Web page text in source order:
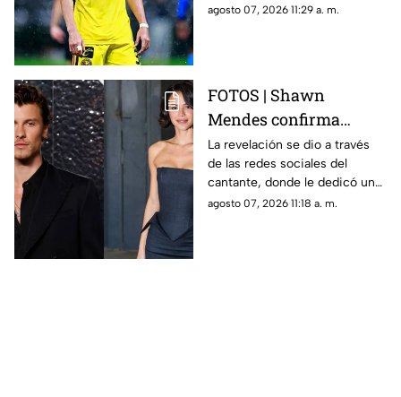
Toluca se perfilan como los
agosto 07, 2026 11:29 a. m.
FOTOS | Shawn
Mendes confirma
relación con actriz
latina; así compartió la
noticia
La revelación se dio a través
de las redes sociales del
cantante, donde le dedicó un
emotivo mensaje.
agosto 07, 2026 11:18 a. m.